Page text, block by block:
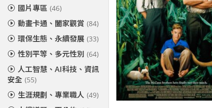
國片專區 (46)
動畫卡通、闔家觀賞 (84)
環保生態、永續發展 (33)
性別平等、多元性別 (64)
人工智慧、AI科技、資訊
安全 (55)
生涯規劃、專業職人 (49)